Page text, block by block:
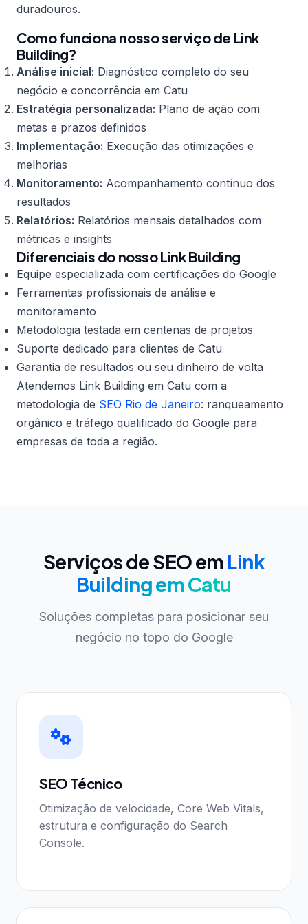
duradouros.
Como funciona nosso serviço de Link
Building?
Análise inicial: Diagnóstico completo do seu
negócio e concorrência em Catu
Estratégia personalizada: Plano de ação com
metas e prazos definidos
Implementação: Execução das otimizações e
melhorias
Monitoramento: Acompanhamento contínuo dos
resultados
Relatórios: Relatórios mensais detalhados com
métricas e insights
Diferenciais do nosso Link Building
Equipe especializada com certificações do Google
Ferramentas profissionais de análise e
monitoramento
Metodologia testada em centenas de projetos
Suporte dedicado para clientes de Catu
Garantia de resultados ou seu dinheiro de volta
Atendemos Link Building em Catu com a
metodologia de SEO Rio de Janeiro: ranqueamento
orgânico e tráfego qualificado do Google para
empresas de toda a região.
Serviços de SEO em Link
Building em Catu
Soluções completas para posicionar seu
negócio no topo do Google
SEO Técnico
Otimização de velocidade, Core Web Vitals,
estrutura e configuração do Search
Console.